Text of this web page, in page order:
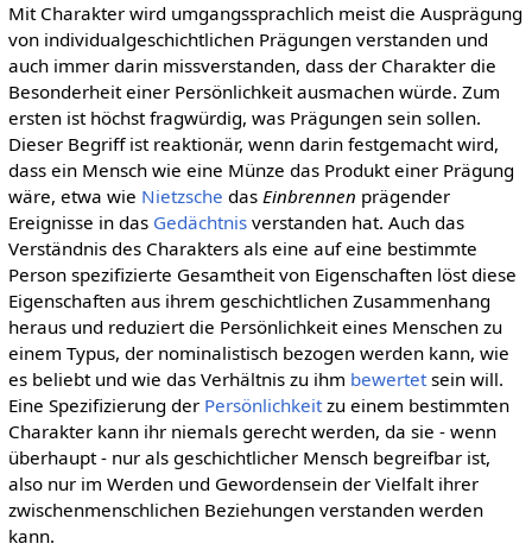
Mit Charakter wird umgangssprachlich meist die Ausprägung
von individualgeschichtlichen Prägungen verstanden und
auch immer darin missverstanden, dass der Charakter die
Besonderheit einer Persönlichkeit ausmachen würde. Zum
ersten ist höchst fragwürdig, was Prägungen sein sollen.
Dieser Begriff ist reaktionär, wenn darin festgemacht wird,
dass ein Mensch wie eine Münze das Produkt einer Prägung
wäre, etwa wie Nietzsche das Einbrennen prägender
Ereignisse in das Gedächtnisverstanden hat. Auch das
Verständnis des Charakters als eine auf eine bestimmte
Person spezifizierte Gesamtheit von Eigenschaften löst diese
Eigenschaften aus ihrem geschichtlichen Zusammenhang
heraus und reduziert die Persönlichkeit eines Menschen zu
einem Typus, der nominalistisch bezogen werden kann, wie
es beliebt und wie das Verhältnis zu ihm bewertetsein will.
Eine Spezifizierung der Persönlichkeitzu einem bestimmten
Charakter kann ihr niemals gerecht werden, da sie - wenn
überhaupt - nur als geschichtlicher Mensch begreifbar ist,
also nur im Werden und Gewordensein der Vielfalt ihrer
zwischenmenschlichen Beziehungen verstanden werden
kann.